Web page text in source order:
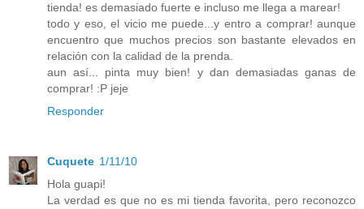
tienda! es demasiado fuerte e incluso me llega a marear!
todo y eso, el vicio me puede...y entro a comprar! aunque
encuentro que muchos precios son bastante elevados en
relación con la calidad de la prenda.
aun así... pinta muy bien! y dan demasiadas ganas de
comprar! :P jeje
Responder
Cuquete 1/11/10
Hola guapi!
La verdad es que no es mi tienda favorita, pero reconozco